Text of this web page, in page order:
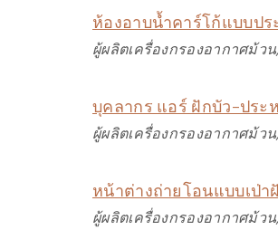
ห้องอาบน้ำคาร์โก้แบบป
ผู้ผลิตเครื่องกรองอากาศม้
บุคลากร แอร์ ฝักบัว-ประ
ผู้ผลิตเครื่องกรองอากาศม้
หน้าต่างถ่ายโอนแบบเป่า
ผู้ผลิตเครื่องกรองอากาศม้